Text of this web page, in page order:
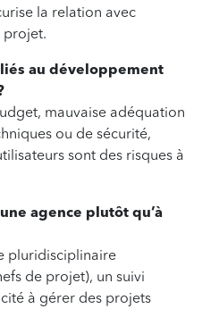
la relation avec
projet.
au développement
mauvaise adéquation
ou de sécurité,
sont des risques à
agence plutôt qu’à
pluridisciplinaire
de projet), un suivi
à gérer des projets